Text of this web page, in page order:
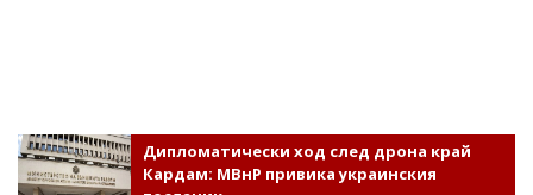
Дипломатически ход след дрона край
Кардам: МВнР привика украинския